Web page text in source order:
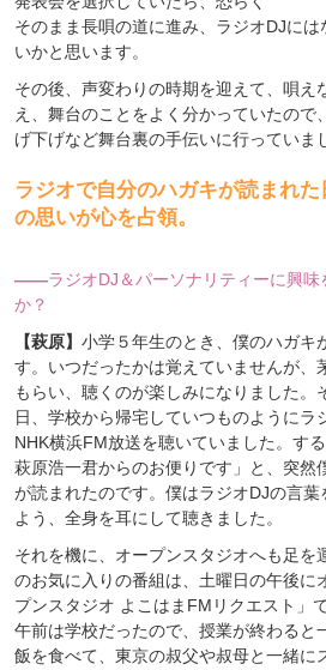
そのまま長唄の道に進み、ラジオDJに
いかと思います。
その後、声変わりの時期を迎えて、唄え
え、舞台のことをよく分かっていたので
げ下げなど舞台裏の手伝いに行っていま
ラジオで自分のハガキが読まれ
の思いが心を占領。
――ラジオDJ＆パーソナリティーに興
か？
【萩原】 小学５年生のとき、僕のハガキ
す。いつだったかは覚えていませんが、
もらい、聴くのが楽しみになりました。
日、学校から帰宅していつものようにラ
NHK横浜FM放送を聴いていました。す
萩原浩一君からのお便りです」と、突然
が読まれたのです。僕はラジオDJの言
よう、全身を耳にして聴きました。
それを機に、オープンスタジオへも足を
のお気に入りの番組は、土曜日の午後に
プンスタジオ よこはまFMリクエスト」
午前は学校だったので、授業が終わると
飯を食べて、東京の叔父や叔母と一緒に